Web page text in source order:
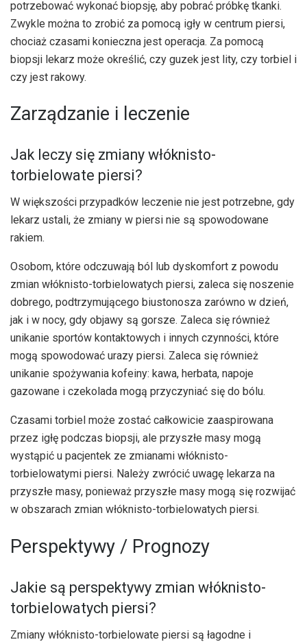
potrzebować wykonać biopsję, aby pobrać próbkę tkanki.
Zwykle można to zrobić za pomocą igły w centrum piersi,
chociaż czasami konieczna jest operacja. Za pomocą
biopsji lekarz może określić, czy guzek jest lity, czy torbiel i
czy jest rakowy.
Zarządzanie i leczenie
Jak leczy się zmiany włóknisto-
torbielowate piersi?
W większości przypadków leczenie nie jest potrzebne, gdy
lekarz ustali, że zmiany w piersi nie są spowodowane
rakiem.
Osobom, które odczuwają ból lub dyskomfort z powodu
zmian włóknisto-torbielowatych piersi, zaleca się noszenie
dobrego, podtrzymującego biustonosza zarówno w dzień,
jak i w nocy, gdy objawy są gorsze. Zaleca się również
unikanie sportów kontaktowych i innych czynności, które
mogą spowodować urazy piersi. Zaleca się również
unikanie spożywania kofeiny: kawa, herbata, napoje
gazowane i czekolada mogą przyczyniać się do bólu.
Czasami torbiel może zostać całkowicie zaaspirowana
przez igłę podczas biopsji, ale przyszłe masy mogą
wystąpić u pacjentek ze zmianami włóknisto-
torbielowatymi piersi. Należy zwrócić uwagę lekarza na
przyszłe masy, ponieważ przyszłe masy mogą się rozwijać
w obszarach zmian włóknisto-torbielowatych piersi.
Perspektywy / Prognozy
Jakie są perspektywy zmian włóknisto-
torbielowatych piersi?
Zmiany włóknisto-torbielowate piersi są łagodne i